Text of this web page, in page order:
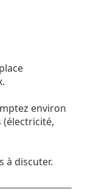
environ
(électricité,
à discuter.